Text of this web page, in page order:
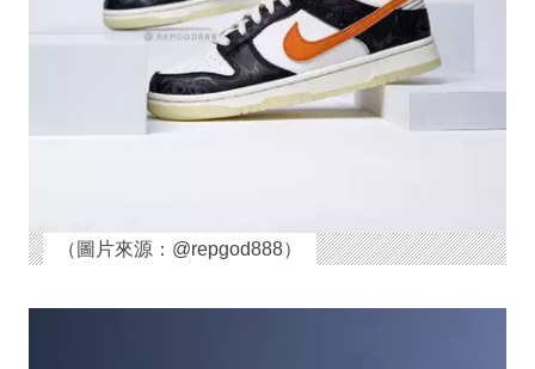
（圖片來源：@repgod888）